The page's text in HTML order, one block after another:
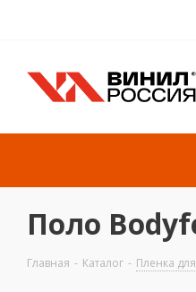
Поло
Главная - Каталог - Пленка